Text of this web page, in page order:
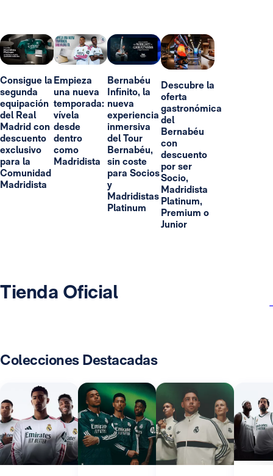
Consigue la
segunda
equipación
del Real
Madrid con
descuento
exclusivo
para la
Comunidad
Madridista
Empieza
una nueva
temporada:
vívela
desde
dentro
como
Madridista
Bernabéu
Infinito, la
nueva
experiencia
inmersiva
del Tour
Bernabéu,
sin coste
para Socios
y
Madridistas
Platinum
Descubre la
oferta
gastronómica
del
Bernabéu
con
descuento
por ser
Socio,
Madridista
Platinum,
Premium o
Junior
Tienda Oficial
Colecciones Destacadas